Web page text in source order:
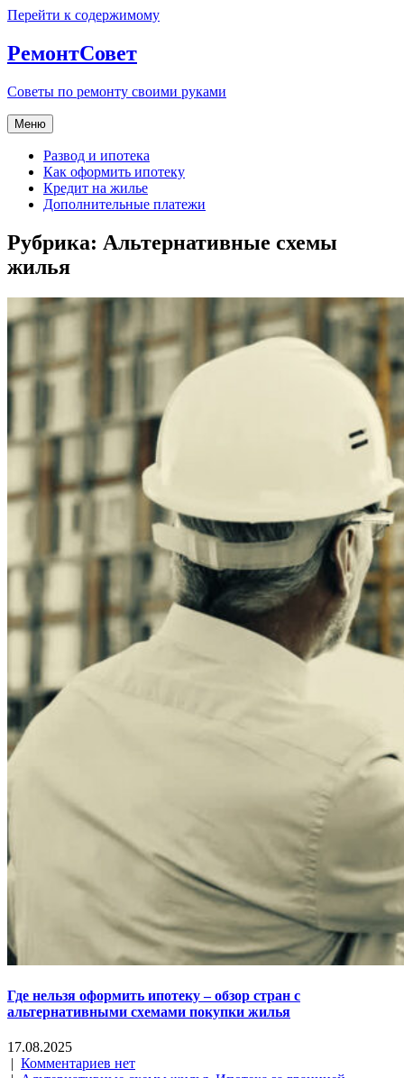
Перейти к содержимому
РемонтСовет
Советы по ремонту своими руками
Меню
Развод и ипотека
Как оформить ипотеку
Кредит на жилье
Дополнительные платежи
Рубрика: Альтернативные схемы
жилья
Где нельзя оформить ипотеку – обзор стран с
альтернативными схемами покупки жилья
17.08.2025
| Комментариев нет